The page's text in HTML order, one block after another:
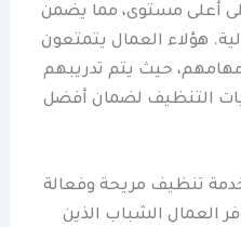
أعلى مستوى، مما يضمن
هؤلاء العمال يتمتعون
مهامهم، حيث يتم تدريبهم
التنظيف لضمان أفضل
تنظيف مريحة وفعالة
العمال الشباب الذين